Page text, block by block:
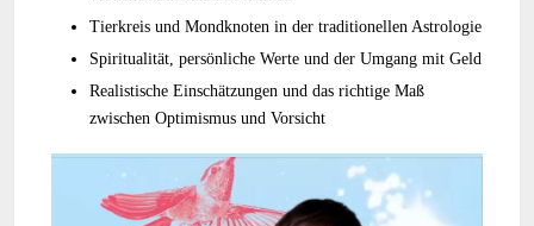
Tierkreis und Mondknoten in der traditionellen Astrologie
Spiritualität, persönliche Werte und der Umgang mit Geld
Realistische Einschätzungen und das richtige Maß
zwischen Optimismus und Vorsicht